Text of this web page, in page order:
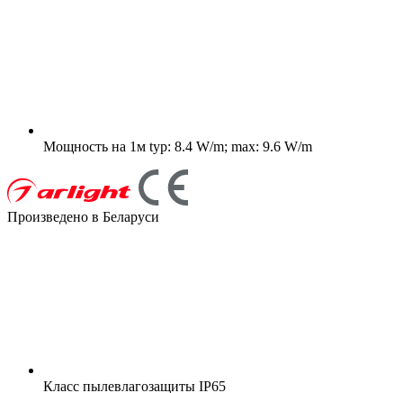
Мощность на 1м typ: 8.4 W/m; max: 9.6 W/m
Произведено в Беларуси
Класс пылевлагозащиты IP65